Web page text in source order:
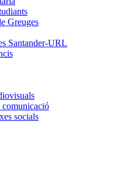
Greuges
Santander-URL
comunicació
socials